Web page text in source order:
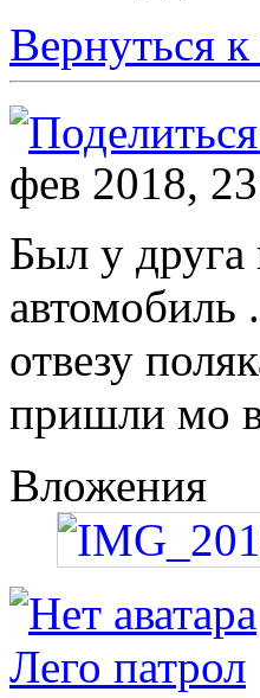
Вернуться к
фев 2018,
Был у друга
отвезу
пришли мо
Вложения
Лего патрол